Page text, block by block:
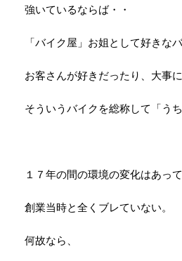
強いているならば・・
「バイク屋」お姐として好きな
お客さんが好きだったり、大事
そういうバイクを総称して「う
１７年の間の環境の変化はあっ
創業当時と全くブレていない。
何故なら、